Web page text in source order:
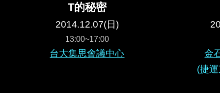
T的秘密
2014.12.07(日)
13:00~17:00
台大集思會議中心
金
(捷